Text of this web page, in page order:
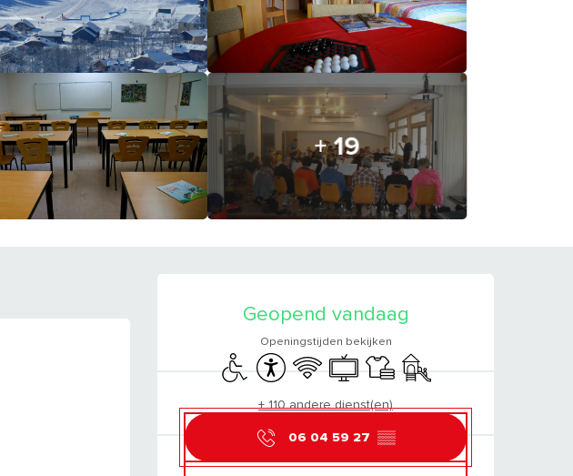
+ 19
OPENINGSTIJDEN
Geopend vandaag
Openingstijden bekijken
Toegang voor gehandicapten
Toegankelijkheid
Wifi TelevisieLakens en linnengoed
Kinderspelen / Speelruimte
+ 110 andere dienst(en)
06 04 59 27 ▒▒